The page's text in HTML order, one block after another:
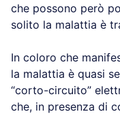
che possono però
solito la malattia è
In coloro che
la malattia è quasi
“corto-circuito”
che, in presenza di